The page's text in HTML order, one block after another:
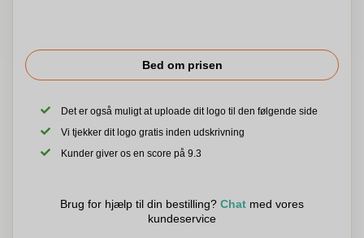
Bed om prisen
Det er også muligt at uploade dit logo til den følgende side
Vi tjekker dit logo gratis inden udskrivning
Kunder giver os en score på 9.3
Brug for hjælp til din bestilling? Chat med vores
kundeservice